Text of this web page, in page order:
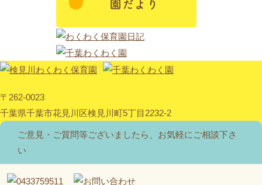
〒262-0023
千葉県千葉市花見川区検見川町5丁目2232-2
ご意見・ご質問等ございましたら、お気軽にご相談下さ
い